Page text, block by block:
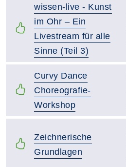
wissen-live - Kunst
im Ohr – Ein
Livestream für alle
Sinne (Teil 3)
Curvy Dance
Choreografie-
Workshop
Zeichnerische
Grundlagen